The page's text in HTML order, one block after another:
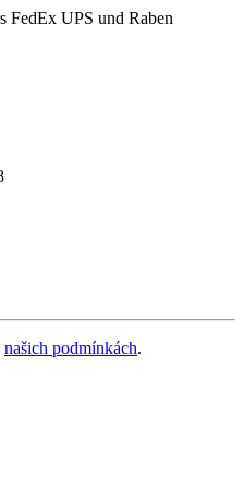
Sie uns unter
našich podmínkách.